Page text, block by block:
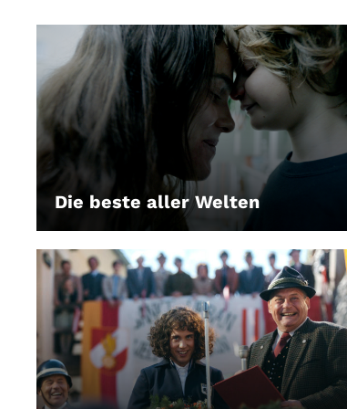
Die beste aller Welten
LEIHEN